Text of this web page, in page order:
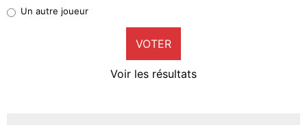
9%
Un autre joueur
VOTER
Voir les résultats